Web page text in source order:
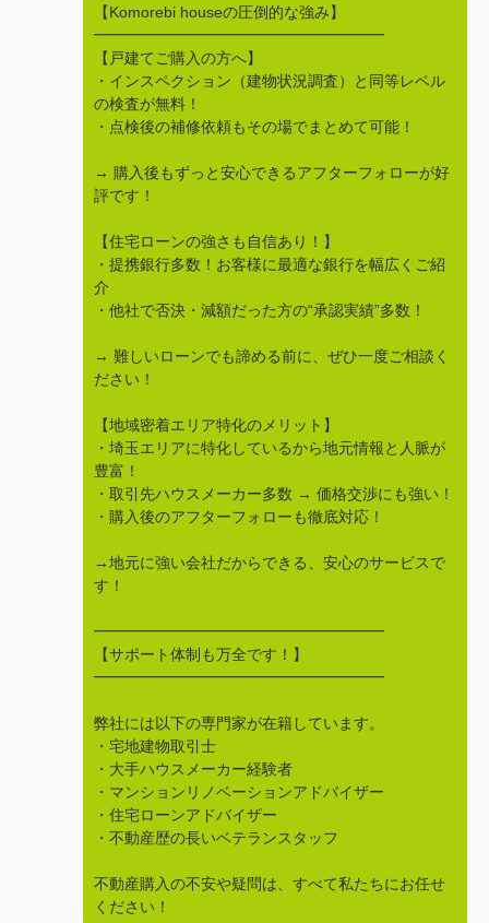
【Komorebi houseの圧倒的な強み】
━━━━━━━━━━━━━━━━━━━
【戸建てご購入の方へ】
・インスペクション（建物状況調査）と同等レベル
の検査が無料！
・点検後の補修依頼もその場でまとめて可能！
→ 購入後もずっと安心できるアフターフォローが好
評です！
【住宅ローンの強さも自信あり！】
・提携銀行多数！お客様に最適な銀行を幅広くご紹
介
・他社で否決・減額だった方の“承認実績”多数！
→ 難しいローンでも諦める前に、ぜひ一度ご相談く
ださい！
【地域密着エリア特化のメリット】
・埼玉エリアに特化しているから地元情報と人脈が
豊富！
・取引先ハウスメーカー多数 → 価格交渉にも強い！
・購入後のアフターフォローも徹底対応！
→地元に強い会社だからできる、安心のサービスで
す！
━━━━━━━━━━━━━━━━━━━
【サポート体制も万全です！】
━━━━━━━━━━━━━━━━━━━
弊社には以下の専門家が在籍しています。
・宅地建物取引士
・大手ハウスメーカー経験者
・マンションリノベーションアドバイザー
・住宅ローンアドバイザー
・不動産歴の長いベテランスタッフ
不動産購入の不安や疑問は、すべて私たちにお任せ
ください！